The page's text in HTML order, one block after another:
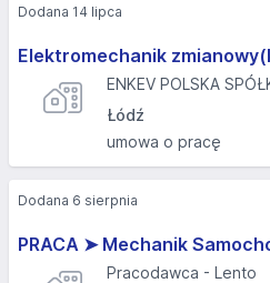
Elektromechanik
ENKEV POLSKA
Łódź
umowa o pracę
Dodana 14 lipca
PRACA ➤ Mechanik
Pracodawca - Lento
Dodana 6 sierpnia